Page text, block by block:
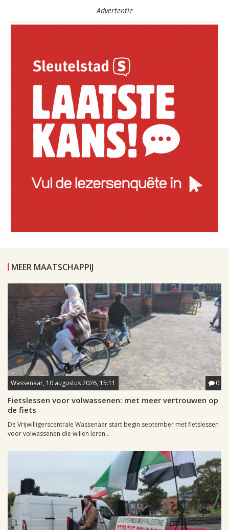
Advertentie
MEER MAATSCHAPPIJ
Wassenaar, 10 augustus 2026, 15:11 0
Fietslessen voor volwassenen: met meer vertrouwen op
de fiets
De Vrijwilligerscentrale Wassenaar start begin september met fietslessen
voor volwassenen die willen leren...